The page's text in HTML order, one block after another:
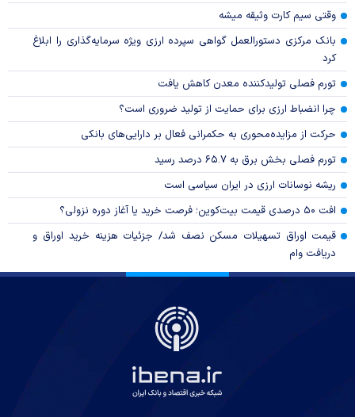
وقتی سیم کارت وثیقه میشه
بانک مرکزی دستورالعمل گواهی سپرده ارزی ویژه سرمایه‌گذاری را ابلاغ
کرد
تورم فصلی تولیدکننده معدن کاهش یافت
چرا انضباط ارزی برای حمایت از تولید ضروری است؟
حرکت از مزایده‌محوری به حکمرانی فعال بر دارایی‌های بانکی
تورم فصلی بخش برق به ۶۵.۷ درصد رسید
ریشه نوسانات ارزی در ایران سیاسی است
افت ۵۰ درصدی قیمت بیت‌کوین؛ فرصت خرید یا آغاز دوره نزولی؟
قیمت اوراق تسهیلات مسکن نصف شد/ جزئیات هزینه خرید اوراق و
دریافت وام